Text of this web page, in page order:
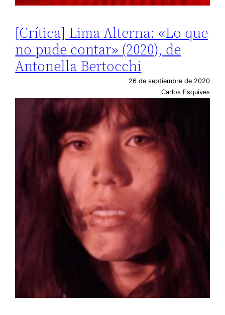
[Crítica] Lima Alterna: «Lo que
no pude contar» (2020), de
Antonella Bertocchi
26 de septiembre de 2020
Carlos Esquives